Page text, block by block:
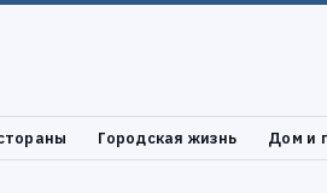
Городская жизнь Дом и